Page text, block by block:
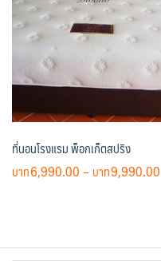
variants.
The
be
on
the
product
ที่นอนโรงแรม พ็อกเก็ตสปริง
6,990.00– 9,990.00